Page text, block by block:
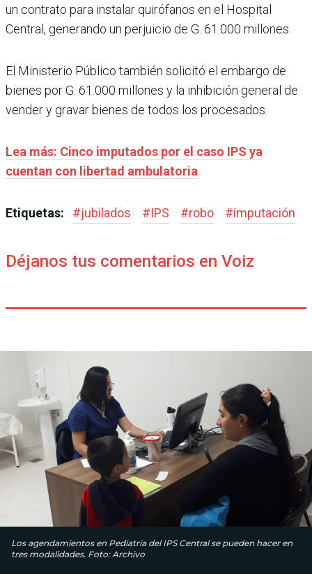
un contrato para instalar quirófanos en el Hospital
Central, generando un perjuicio de G. 61.000 millones.
El Ministerio Público también solicitó el embargo de
bienes por G. 61.000 millones y la inhibición general de
vender y gravar bienes de todos los procesados.
Lea más: Cinco imputados por el caso IPS ya
cuentan con libertad ambulatoria
Etiquetas: #jubilados #IPS #robo #imputación
Déjanos tus comentarios en Voiz
Los agendamientos en Pediatría del IPS Central se pueden hacer en
tres modalidades. Foto: Archivo